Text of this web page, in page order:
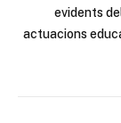
evidents
actuacions